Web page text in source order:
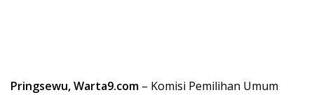
Pringsewu, Warta9.com – Komisi Pemilihan Umum